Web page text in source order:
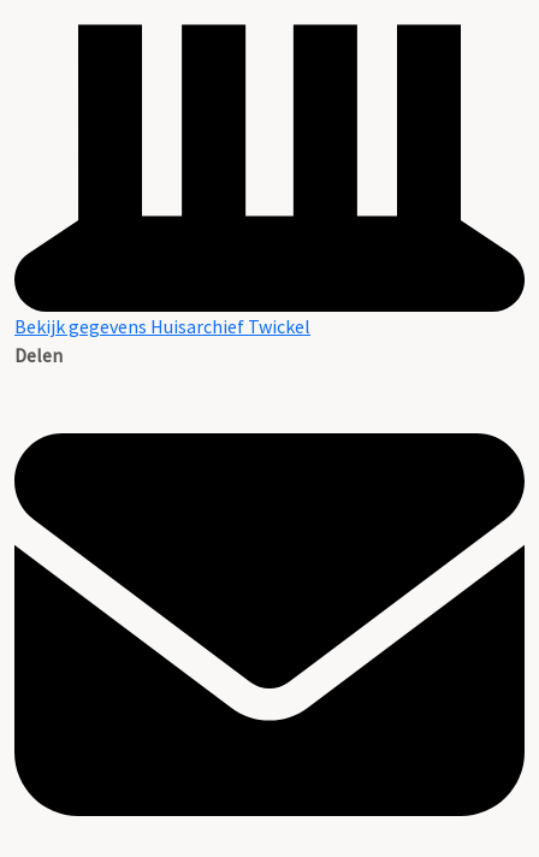
Bekijk gegevens Huisarchief Twickel
Delen